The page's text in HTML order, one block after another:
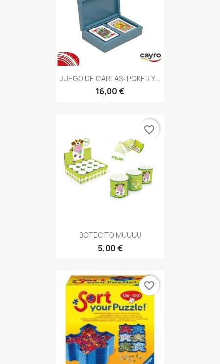
JUEGO DE CARTAS: POKER Y...
16,00 €
BOTECITO MUUUU
5,00 €
favorite_border
favorite_border